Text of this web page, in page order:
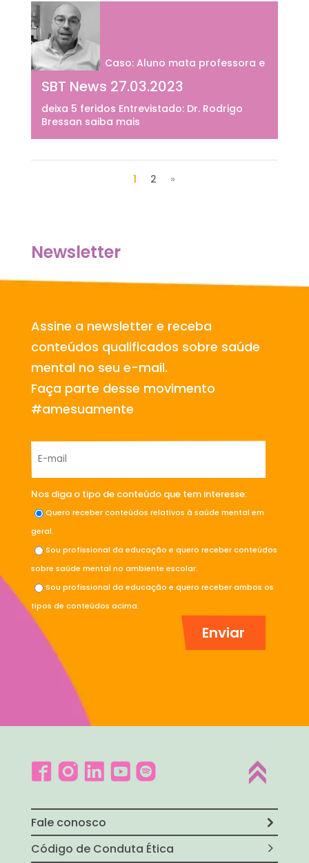
SBT News 27.03.2023
Caso: Aluno mata professora e
deixa 5 feridos Entrevistado: Dr. Rodrigo
Bressan saiba mais
1 2 »
Newsletter
Assine a newsletter e receba
conteúdos qualificados sobre saúde
mental no seu e-mail.
Faça parte desse movimento
#amesuamente
Nos diga o tipo de conteúdo que tem interesse:
Quero receber conteúdos relativos à saúde mental em
geral.
Sou profissional da educação e quero receber conteúdos
sobre saúde mental no ambiente escolar.
Sou profissional da educação e quero receber ambos os
tipos de conteúdos acima.
Fale conosco
Código de Conduta Ética